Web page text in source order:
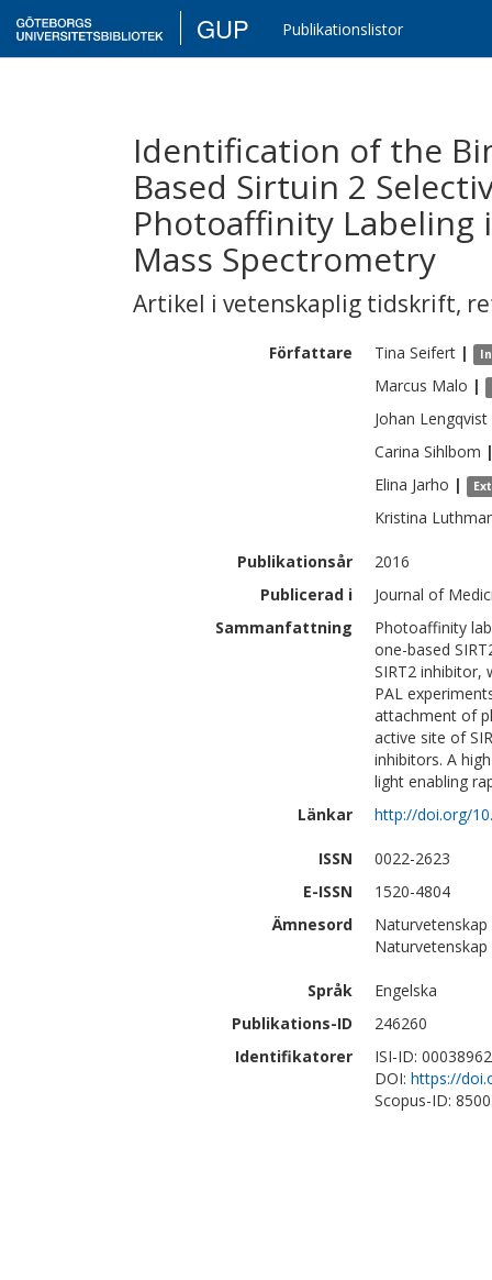
GUP Publikationslistor
Identification of the
Based Sirtuin 2
Photoaffinity
Mass Spectrometry
Artikel i vetenskaplig tidskrift,
Författare Tina Seifert |
Marcus Malo |
Johan Lengqvist
Carina Sihlbom
Elina Jarho |
Kristina
Publikationsår
2016
Publicerad i
Journal of
Sammanfattning
Photoaffinity
one-based
SIRT2 inhibitor,
PAL
attachment of
active site of
inhibitors. A
light enabling
Länkar
http://doi.org/
ISSN
0022-2623
E-ISSN
1520-4804
Ämnesord
Språk
Engelska
Publikations-ID
246260
Identifikatorer
ISI-ID:
DOI: https://
Scopus-ID: